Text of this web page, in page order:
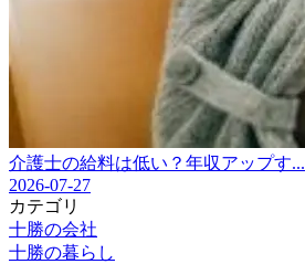
介護士の給料は低い？年収アップす...
2026-07-27
カテゴリ
十勝の会社
十勝の暮らし